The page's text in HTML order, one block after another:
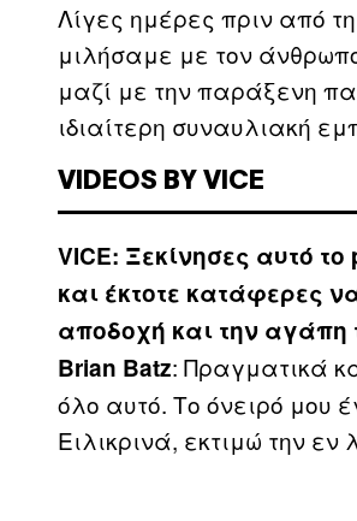
Λίγες ημέρες πριν από τη
μιλήσαμε με τον
μαζί με την παράξενη
ιδιαίτερη συναυλιακή
VIDEOS BY VICE
VICE: Ξεκίνησες αυτό
και έκτοτε κατάφερες
αποδοχή και την αγάπη
Brian Batz: Πραγματικά
όλο αυτό. Το όνειρό μου
Ειλικρινά, εκτιμώ την